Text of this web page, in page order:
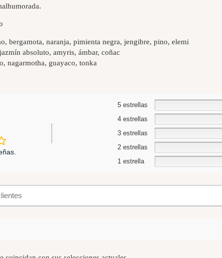
bergamota, naranja, pimienta negra, jengibre, pino, elemi
absoluto, amyris, ámbar, coñac
nagarmotha, guayaco, tonka
5 estrellas
4 estrellas
3 estrellas
2 estrellas
1 estrella